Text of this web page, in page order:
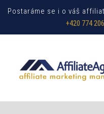
Postaráme se i o váš
+420 774